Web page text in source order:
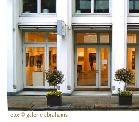
Foto: © galerie abrahams